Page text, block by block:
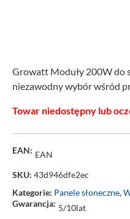
Growatt Moduły 200W do
niezawodny wybór wśród
Towar niedostępny lub
EAN: EAN
SKU: 43d946dfe2ec
Kategorie: Panele słoneczne,
Gwarancja: 5/10lat